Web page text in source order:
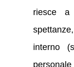
riesce
interno